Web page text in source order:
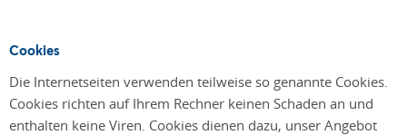
Cookies
Die Internetseiten verwenden teilweise so genannte Cookies.
Cookies richten auf Ihrem Rechner keinen Schaden an und
enthalten keine Viren. Cookies dienen dazu, unser Angebot